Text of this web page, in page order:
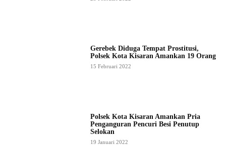
Gerebek Diduga Tempat Prostitusi,
Polsek Kota Kisaran Amankan 19 Orang
15 Februari 2022
Polsek Kota Kisaran Amankan Pria
Penganguran Pencuri Besi Penutup
Selokan
19 Januari 2022